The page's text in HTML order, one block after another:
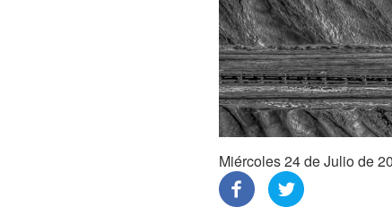
Miércoles 24 de Julio de